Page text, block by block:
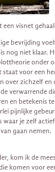
visnet
bevrijding
nog niet klaar.
onder
voor een
zichzelf en
verwarrende
en betekenis
pijnlijke
je zelf
gaan nemen.
kom ik de
komen voor